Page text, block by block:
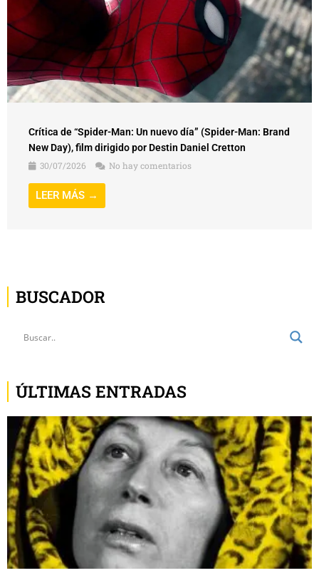
Crítica de “Spider-Man: Un nuevo día” (Spider-Man: Brand
New Day), film dirigido por Destin Daniel Cretton
30/07/2026
No hay comentarios
LEER MÁS →
BUSCADOR
ÚLTIMAS ENTRADAS